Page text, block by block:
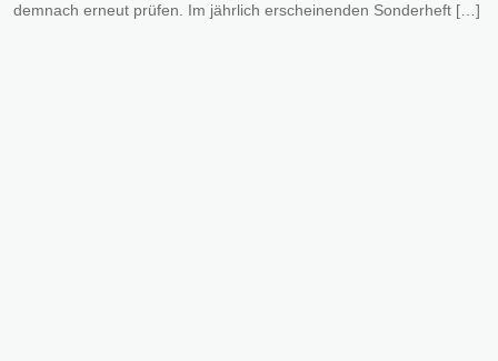
demnach erneut prüfen. Im jährlich erscheinenden Sonderheft […]